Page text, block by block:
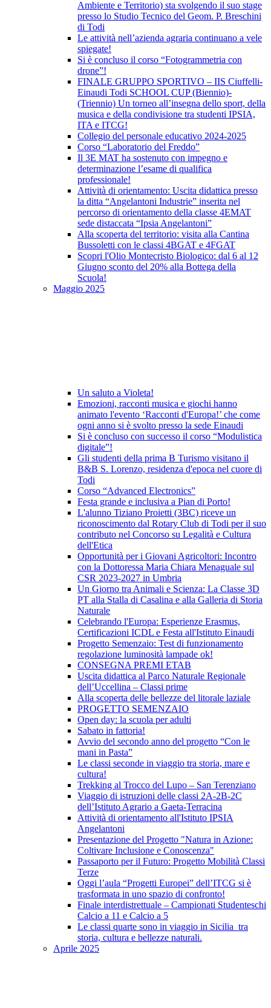
Ambiente e Territorio) sta svolgendo il suo stage
presso lo Studio Tecnico del Geom. P. Breschini
di Todi
Le attività nell’azienda agraria continuano a vele
spiegate!
Si è concluso il corso “Fotogrammetria con
drone”!
FINALE GRUPPO SPORTIVO – IIS Ciuffelli-
Einaudi Todi SCHOOL CUP (Biennio)-
(Triennio) Un torneo all’insegna dello sport, della
musica e della condivisione tra studenti IPSIA,
ITA e ITCG!
Collegio del personale educativo 2024-2025
Corso “Laboratorio del Freddo”
Il 3E MAT ha sostenuto con impegno e
determinazione l’esame di qualifica
professionale!
Attività di orientamento: Uscita didattica presso
la ditta “Angelantoni Industrie” inserita nel
percorso di orientamento della classe 4EMAT
sede distaccata “Ipsia Angelantoni”
Alla scoperta del territorio: visita alla Cantina
Bussoletti con le classi 4BGAT e 4FGAT
Scopri l'Olio Montecristo Biologico: dal 6 al 12
Giugno sconto del 20% alla Bottega della
Scuola!
Maggio 2025
Un saluto a Violeta!
Emozioni, racconti musica e giochi hanno
animato l'evento ‘Racconti d'Europa!’ che come
ogni anno si è svolto presso la sede Einaudi
Si è concluso con successo il corso “Modulistica
digitale”!
Gli studenti della prima B Turismo visitano il
B&B S. Lorenzo, residenza d'epoca nel cuore di
Todi
Corso “Advanced Electronics”
Festa grande e inclusiva a Pian di Porto!
L'alunno Tiziano Proietti (3BC) riceve un
riconoscimento dal Rotary Club di Todi per il suo
contributo nel Concorso su Legalità e Cultura
dell'Etica
Opportunità per i Giovani Agricoltori: Incontro
con la Dottoressa Maria Chiara Menaguale sul
CSR 2023-2027 in Umbria
Un Giorno tra Animali e Scienza: La Classe 3D
PT alla Stalla di Casalina e alla Galleria di Storia
Naturale
Celebrando l'Europa: Esperienze Erasmus,
Certificazioni ICDL e Festa all'Istituto Einaudi
Progetto Semenzaio: Test di funzionamento
regolazione luminosità lampade ok!
CONSEGNA PREMI ETAB
Uscita didattica al Parco Naturale Regionale
dell’Uccellina – Classi prime
Alla scoperta delle bellezze del litorale laziale
PROGETTO SEMENZAIO
Open day: la scuola per adulti
Sabato in fattoria!
Avvio del secondo anno del progetto “Con le
mani in Pasta”
Le classi seconde in viaggio tra storia, mare e
cultura!
Trekking al Trocco del Lupo – San Terenziano
Viaggio di istruzioni delle classi 2A-2B-2C
dell’Istituto Agrario a Gaeta-Terracina
Attività di orientamento all'Istituto IPSIA
Angelantoni
Presentazione del Progetto "Natura in Azione:
Coltivare Inclusione e Conoscenza"
Passaporto per il Futuro: Progetto Mobilità Classi
Terze
Oggi l’aula “Progetti Europei” dell’ITCG si è
trasformata in uno spazio di confronto!
Finale interdistrettuale – Campionati Studenteschi
Calcio a 11 e Calcio a 5
Le classi quarte sono in viaggio in Sicilia tra
storia, cultura e bellezze naturali.
Aprile 2025